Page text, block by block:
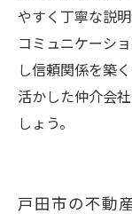
やすく丁寧な説
コミュニケーシ
し信頼関係を築
活かした仲介会
しょう。
戸田市の不動